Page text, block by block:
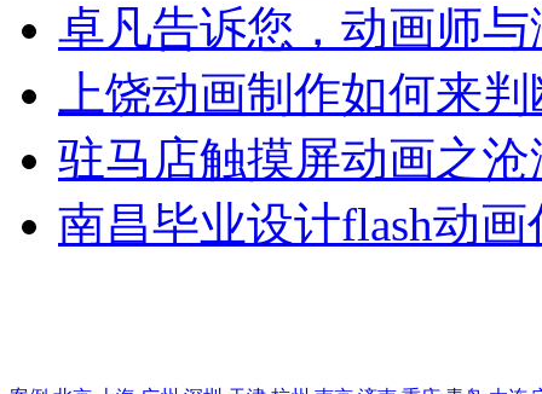
卓凡告诉您，动画师
上饶动画制作如何来
驻马店触摸屏动画之
南昌毕业设计flash动